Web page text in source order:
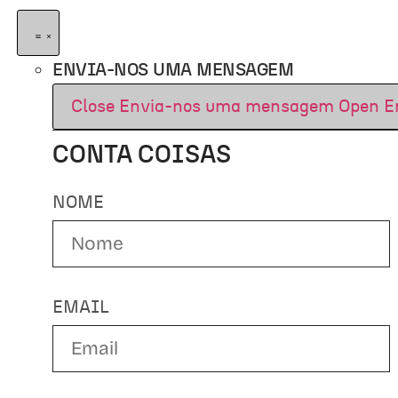
ENVIA-NOS UMA MENSAGEM
Close Envia-nos uma mensagem Open
CONTA COISAS
NOME
EMAIL